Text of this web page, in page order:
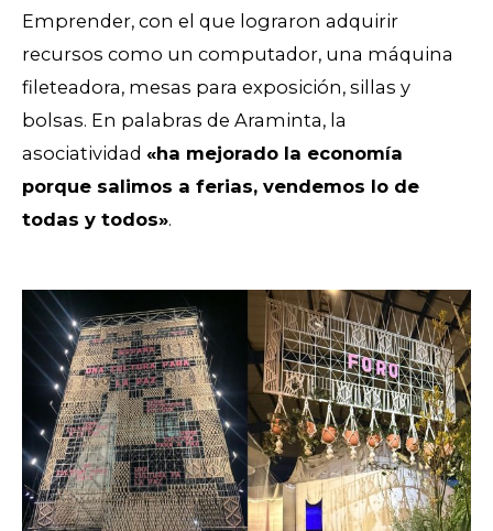
Emprender, con el que lograron adquirir
recursos como un computador, una máquina
fileteadora, mesas para exposición, sillas y
bolsas. En palabras de Araminta, la
asociatividad «ha mejorado la economía
porque salimos a ferias, vendemos lo de
todas y todos».